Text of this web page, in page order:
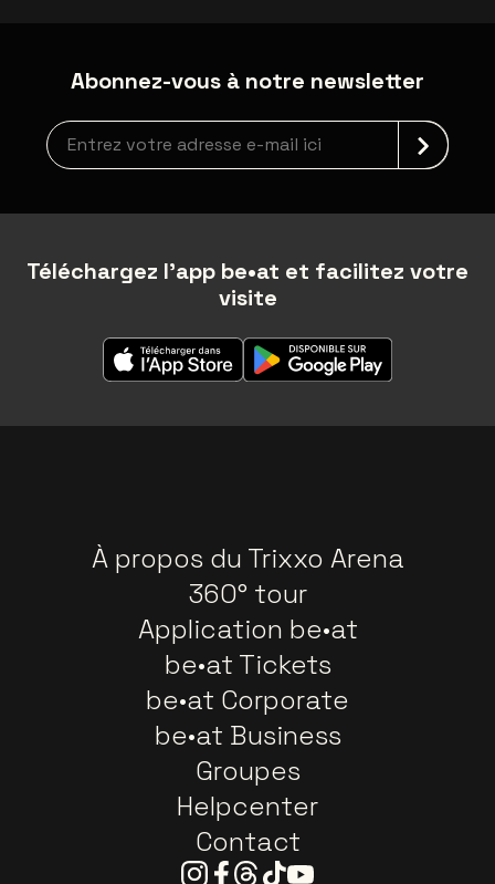
Abonnez-vous à notre newsletter
Inscription à la newsletter
Téléchargez l'app be•at et facilitez votre
visite
À propos du Trixxo Arena
360° tour
Application be•at
be•at Tickets
be•at Corporate
be•at Business
Groupes
Helpcenter
Contact
Instagram
Facebook
Threads
TiktokYoutube